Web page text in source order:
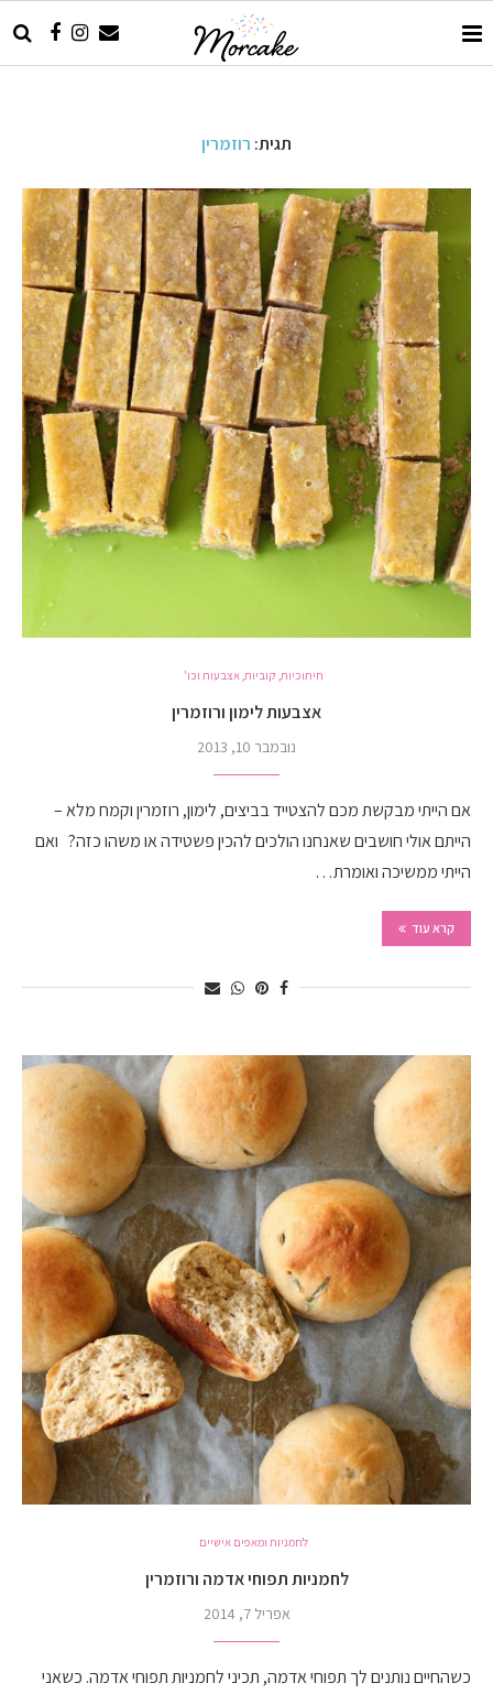
תגית: רוזמרין
חיתוכיות, קוביות, אצבעות וכו'
אצבעות לימון ורוזמרין
נובמבר 10, 2013
אם הייתי מבקשת מכם להצטייד בביצים, לימון, רוזמרין וקמח מלא –
הייתם אולי חושבים שאנחנו הולכים להכין פשטידה או משהו כזה? ואם
הייתי ממשיכה ואומרת…
קרא עוד
לחמניות ומאפים אישיים
לחמניות תפוחי אדמה ורוזמרין
אפריל 7, 2014
כשהחיים נותנים לך תפוחי אדמה, תכיני לחמניות תפוחי אדמה. כשאני